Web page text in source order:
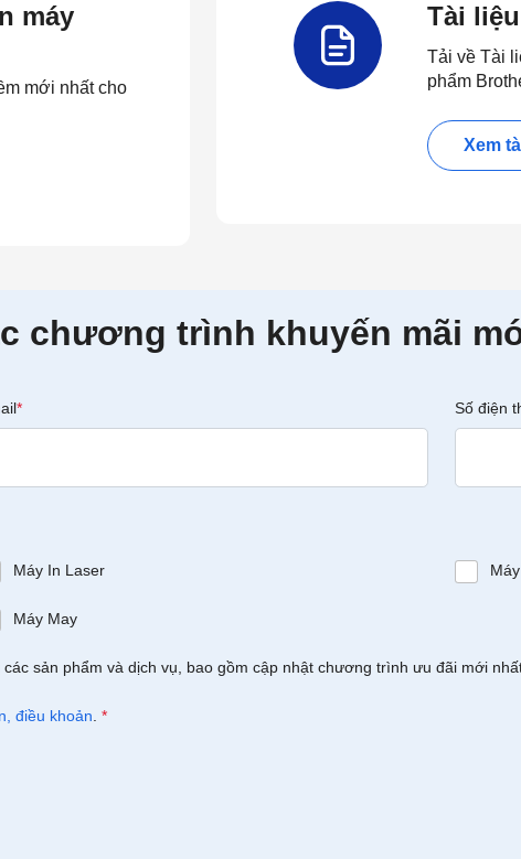
máy
mới nhất cho
Tài
Tải về Tài
phẩm
Xem
chương trình khuyến mãi
* Số điện
Máy In Laser
Máy May
sản phẩm và dịch vụ, bao gồm cập nhật chương trình ưu đãi mới
điều khoản *